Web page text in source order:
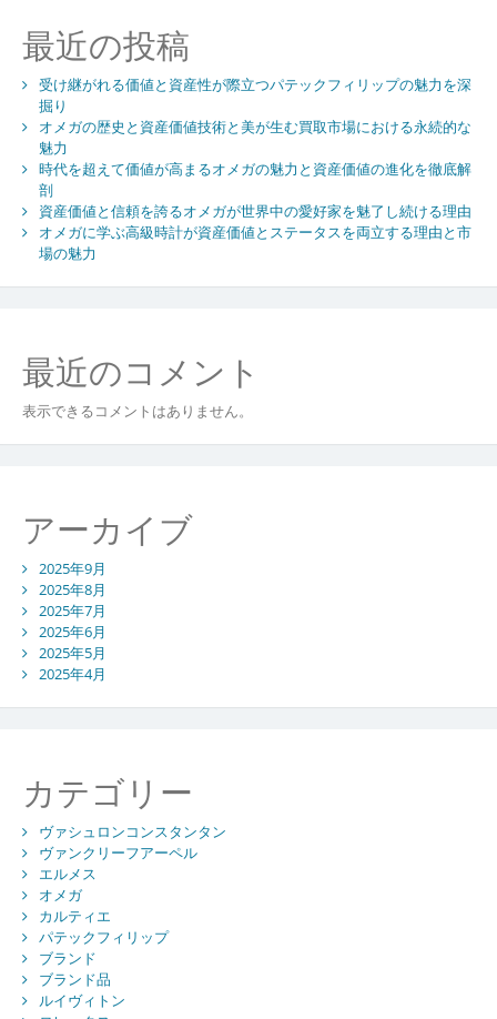
ョ
ン
最近の投稿
受け継がれる価値と資産性が際立つパテックフィリップの魅力を深
掘り
オメガの歴史と資産価値技術と美が生む買取市場における永続的な
魅力
時代を超えて価値が高まるオメガの魅力と資産価値の進化を徹底解
剖
資産価値と信頼を誇るオメガが世界中の愛好家を魅了し続ける理由
オメガに学ぶ高級時計が資産価値とステータスを両立する理由と市
場の魅力
最近のコメント
表示できるコメントはありません。
アーカイブ
2025年9月
2025年8月
2025年7月
2025年6月
2025年5月
2025年4月
カテゴリー
ヴァシュロンコンスタンタン
ヴァンクリーフアーペル
エルメス
オメガ
カルティエ
パテックフィリップ
ブランド
ブランド品
ルイヴィトン